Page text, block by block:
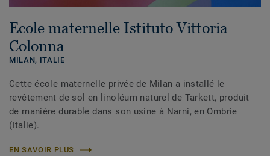
Ecole maternelle Istituto Vittoria
Colonna
MILAN, ITALIE
Cette école maternelle privée de Milan a installé le
revêtement de sol en linoléum naturel de Tarkett, produit
de manière durable dans son usine à Narni, en Ombrie
(Italie).
EN SAVOIR PLUS